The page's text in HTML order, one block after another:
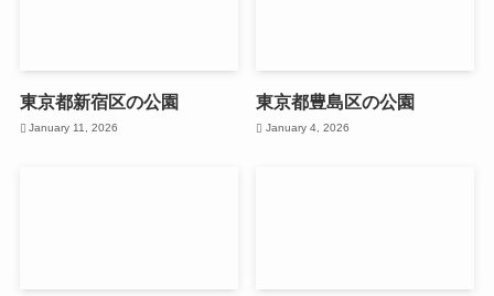
東京都新宿区の公園
January 11, 2026
東京都豊島区の公園
January 4, 2026